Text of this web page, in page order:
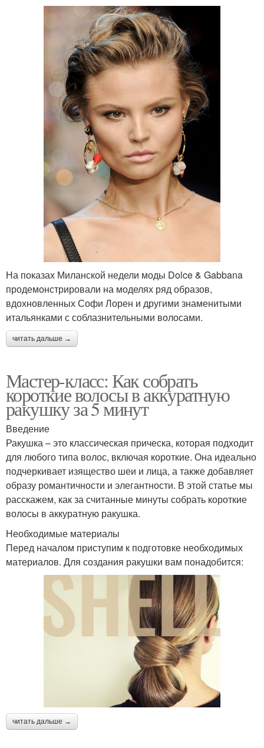
На показах Миланской недели моды Dolce & Gabbana
продемонстрировали на моделях ряд образов,
вдохновленных Софи Лорен и другими знаменитыми
итальянками с соблазнительными волосами.
читать дальше →
Мастер-класс: Как собрать
короткие волосы в аккуратную
ракушку за 5 минут
Введение
Ракушка – это классическая прическа, которая подходит
для любого типа волос, включая короткие. Она идеально
подчеркивает изящество шеи и лица, а также добавляет
образу романтичности и элегантности. В этой статье мы
расскажем, как за считанные минуты собрать короткие
волосы в аккуратную ракушка.
Необходимые материалы
Перед началом приступим к подготовке необходимых
материалов. Для создания ракушки вам понадобится:
читать дальше →